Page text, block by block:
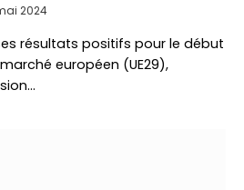
2024
résultats positifs pour le début
européen (UE29),